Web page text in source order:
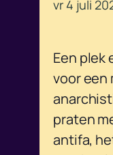
vr 4 juli
Een plek
voor een
praten
antifa,